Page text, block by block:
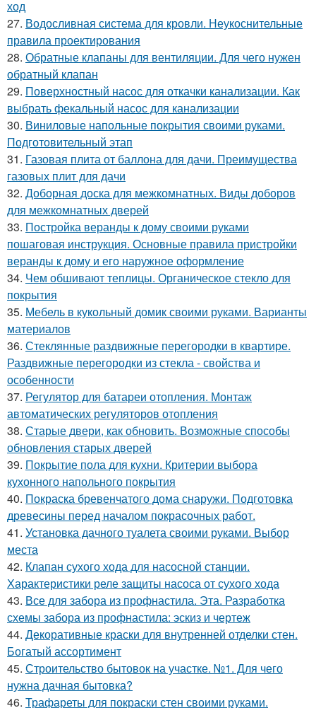
ход
27. Водосливная система для кровли. Неукоснительные
правила проектирования
28. Обратные клапаны для вентиляции. Для чего нужен
обратный клапан
29. Поверхностный насос для откачки канализации. Как
выбрать фекальный насос для канализации
30. Виниловые напольные покрытия своими руками.
Подготовительный этап
31. Газовая плита от баллона для дачи. Преимущества
газовых плит для дачи
32. Доборная доска для межкомнатных. Виды доборов
для межкомнатных дверей
33. Постройка веранды к дому своими руками
пошаговая инструкция. Основные правила пристройки
веранды к дому и его наружное оформление
34. Чем обшивают теплицы. Органическое стекло для
покрытия
35. Мебель в кукольный домик своими руками. Варианты
материалов
36. Стеклянные раздвижные перегородки в квартире.
Раздвижные перегородки из стекла - свойства и
особенности
37. Регулятор для батареи отопления. Монтаж
автоматических регуляторов отопления
38. Старые двери, как обновить. Возможные способы
обновления старых дверей
39. Покрытие пола для кухни. Критерии выбора
кухонного напольного покрытия
40. Покраска бревенчатого дома снаружи. Подготовка
древесины перед началом покрасочных работ.
41. Установка дачного туалета своими руками. Выбор
места
42. Клапан сухого хода для насосной станции.
Характеристики реле защиты насоса от сухого хода
43. Все для забора из профнастила. Эта. Разработка
схемы забора из профнастила: эскиз и чертеж
44. Декоративные краски для внутренней отделки стен.
Богатый ассортимент
45. Строительство бытовок на участке. №1. Для чего
нужна дачная бытовка?
46. Трафареты для покраски стен своими руками.